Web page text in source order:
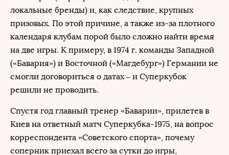
локальные бренды) и, как следствие, крупных
призовых. По этой причине, а также из-за плотного
календаря клубам порой было сложно найти время
на две игры. К примеру, в 1974 г. команды Западной
(«Бавария») и Восточной («Магдебург») Германии не
смогли договориться о датах – и Суперкубок
решили не проводить.
Спустя год главный тренер «Баварии», прилетев в
Киев на ответный матч Суперкубка-1975, на вопрос
корреспондента «Советского спорта», почему
соперник приехал всего за сутки до игры,